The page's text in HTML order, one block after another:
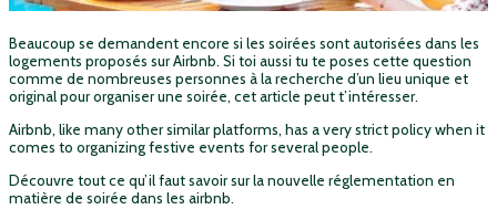
Beaucoup se demandent encore si les soirées sont autorisées dans les
logements proposés sur Airbnb. Si toi aussi tu te poses cette question
comme de nombreuses personnes à la recherche d’un lieu unique et
original pour organiser une soirée, cet article peut t’intéresser.
Airbnb, like many other similar platforms, has a very strict policy when it
comes to organizing festive events for several people.
Découvre tout ce qu’il faut savoir sur la nouvelle réglementation en
matière de soirée dans les airbnb.